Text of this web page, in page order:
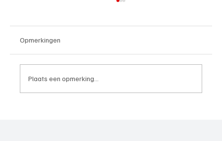
Opmerkingen
Plaats een opmerking...